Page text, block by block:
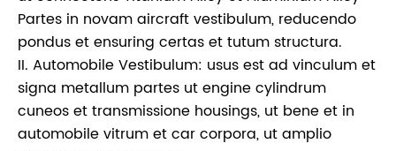
Partes in novam aircraft vestibulum, reducendo
pondus et ensuring certas et tutum structura.
II. Automobile Vestibulum: usus est ad vinculum et
signa metallum partes ut engine cylindrum
cuneos et transmissione housings, ut bene et in
automobile vitrum et car corpora, ut amplio